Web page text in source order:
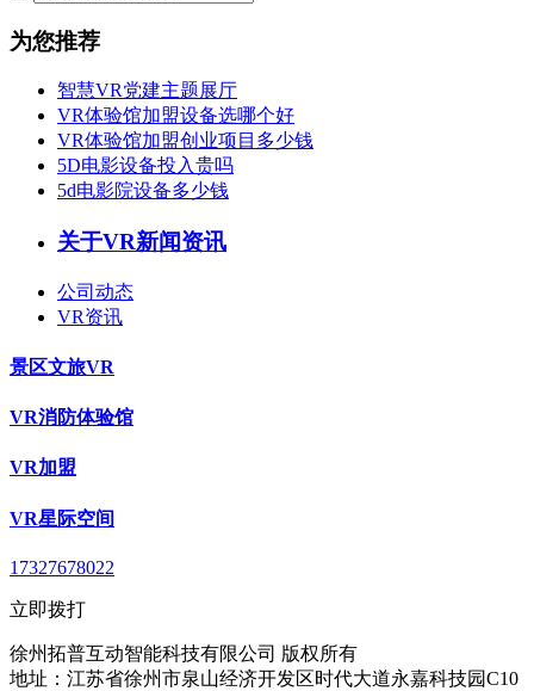
为您推荐
智慧VR党建主题展厅
VR体验馆加盟设备选哪个好
VR体验馆加盟创业项目多少钱
5D电影设备投入贵吗
5d电影院设备多少钱
关于VR新闻资讯
公司动态
VR资讯
景区文旅VR
VR消防体验馆
VR加盟
VR星际空间
17327678022
立即拨打
徐州拓普互动智能科技有限公司 版权所有
地址：江苏省徐州市泉山经济开发区时代大道永嘉科技园C10